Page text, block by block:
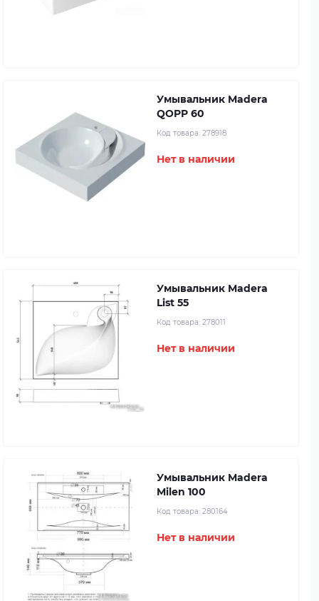
Умывальник Madera
QOPP 60
Код товара: 278918
Нет в наличии
Умывальник Madera
List 55
Код товара: 278011
Нет в наличии
Умывальник Madera
Milen 100
Код товара: 280164
Нет в наличии